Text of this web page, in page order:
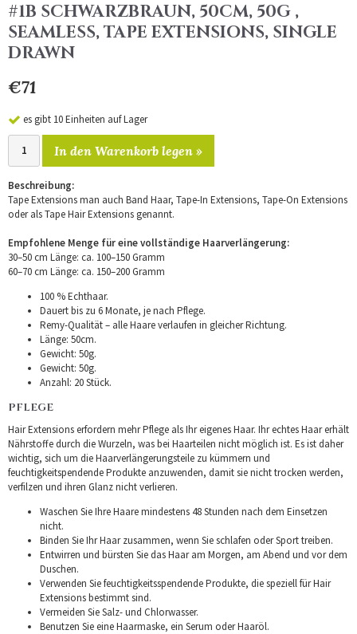
#1B SCHWARZBRAUN, 50CM, 50G ,
SEAMLESS, TAPE EXTENSIONS, SINGLE
DRAWN
€71
es gibt 10 Einheiten auf Lager
In den Warenkorb legen »
Beschreibung:
Tape Extensions man auch Band Haar, Tape-In Extensions, Tape-On Extensions
oder als Tape Hair Extensions genannt.
Empfohlene Menge für eine vollständige Haarverlängerung:
30–50 cm Länge: ca. 100–150 Gramm
60–70 cm Länge: ca. 150–200 Gramm
100 % Echthaar.
Dauert bis zu 6 Monate, je nach Pflege.
Remy-Qualität – alle Haare verlaufen in gleicher Richtung.
Länge: 50cm.
Gewicht: 50g.
Gewicht: 50g.
Anzahl: 20 Stück.
PFLEGE
Hair Extensions erfordern mehr Pflege als Ihr eigenes Haar. Ihr echtes Haar erhält
Nährstoffe durch die Wurzeln, was bei Haarteilen nicht möglich ist. Es ist daher
wichtig, sich um die Haarverlängerungsteile zu kümmern und
feuchtigkeitspendende Produkte anzuwenden, damit sie nicht trocken werden,
verfilzen und ihren Glanz nicht verlieren.
Waschen Sie Ihre Haare mindestens 48 Stunden nach dem Einsetzen
nicht.
Binden Sie Ihr Haar zusammen, wenn Sie schlafen oder Sport treiben.
Entwirren und bürsten Sie das Haar am Morgen, am Abend und vor dem
Duschen.
Verwenden Sie feuchtigkeitsspendende Produkte, die speziell für Hair
Extensions bestimmt sind.
Vermeiden Sie Salz- und Chlorwasser.
Benutzen Sie eine Haarmaske, ein Serum oder Haaröl.